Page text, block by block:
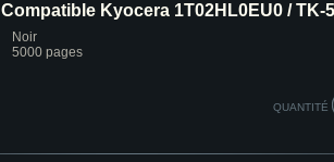
Compatible Kyocera 1T02HL0EU0 / TK-
Noir
5000 pages
QUANTITÉ